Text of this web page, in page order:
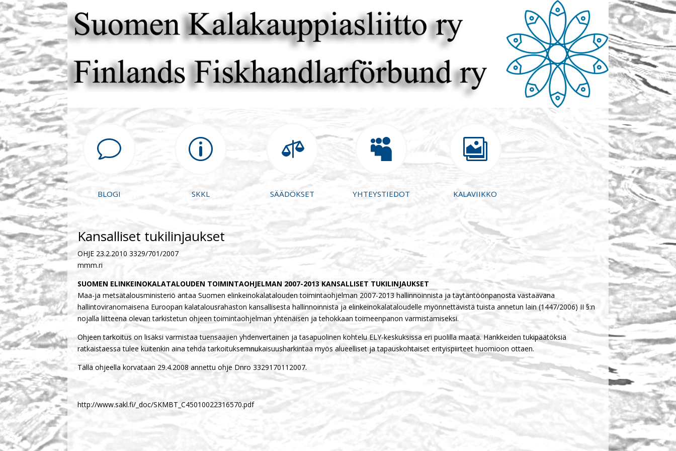
v
BLOGI
p
SKKL

SÄÄDÖKSET

YHTEYSTIEDOT

KALAVIIKKO
Kansalliset tukilinjaukset
OHJE 23.2.2010 3329/701/2007
mmm.ri
SUOMEN ELINKEINOKALATALOUDEN TOIMINTAOHJELMAN 2007-2013 KANSALLISET TUKILINJAUKSET
Maa-ja metsätalousministeriö antaa Suomen elinkeinokalatalouden toimintaohjelman 2007­-2013 hallinnoinnista ja täytäntöönpanosta vastaavana
hallintoviranomaisena Euroopan kalata­lousrahaston kansallisesta hallinnoinnista ja elinkeinokalataloudelle myönnettävistä tuista anne­tun lain (1447/2006) II §:n
nojalla liitteena olevan tarkistetun ohjeen toimintaohjelman yhte­näisen ja tehokkaan toimeenpanon varmistamiseksi.
Ohjeen tarkoitus on lisäksi varmistaa tuensaajien yhdenvertainen ja tasapuolinen kohtelu ELY­-keskuksissa eri puolilla maata. Hankkeiden tukipäätöksiä
ratkaistaessa tulee kuitenkin aina teh­dä tarkoituksemnukaisuusharkintaa myös alueelliset ja tapauskohtaiset erityispiirteet huomioon ottaen.
Tällä ohjeella korvataan 29.4.2008 annettu ohje Dnro 3329170112007.
http://www.sakl.fi/_doc/SKMBT_C45010022316570.pdf